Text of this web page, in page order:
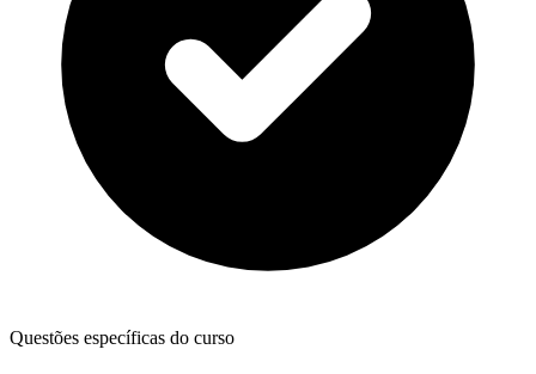
Questões específicas do curso